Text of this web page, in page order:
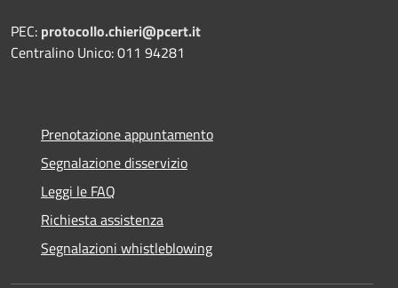
PEC: protocollo.chieri@pcert.it
Centralino Unico: 011 94281
Prenotazione appuntamento
Segnalazione disservizio
Leggi le FAQ
Richiesta assistenza
Segnalazioni whistleblowing